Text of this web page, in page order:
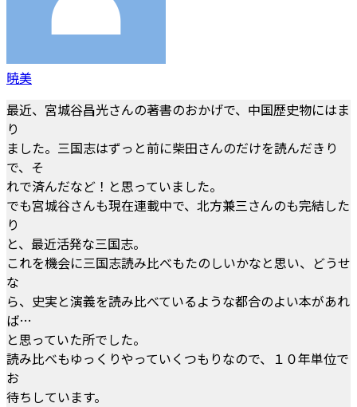
暁美
最近、宮城谷昌光さんの著書のおかげで、中国歴史物にはま
り
ました。三国志はずっと前に柴田さんのだけを読んだきり
で、そ
れで済んだなど！と思っていました。
でも宮城谷さんも現在連載中で、北方兼三さんのも完結した
り
と、最近活発な三国志。
これを機会に三国志読み比べもたのしいかなと思い、どうせ
な
ら、史実と演義を読み比べているような都合のよい本があれ
ば…
と思っていた所でした。
読み比べもゆっくりやっていくつもりなので、１０年単位で
お
待ちしています。